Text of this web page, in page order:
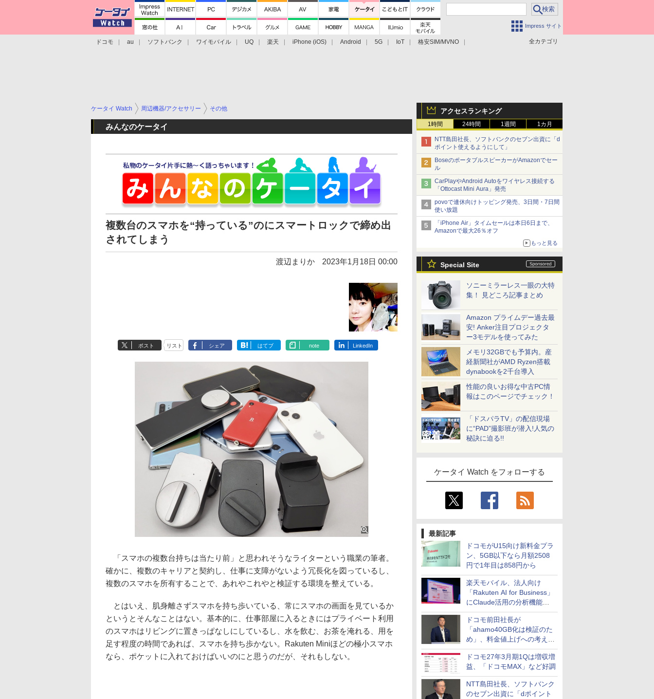
Impress サイト
全カテゴリ
ドコモ au ソフトバンク ワイモバイル UQ 楽天 iPhone (iOS) Android 5G IoT
格安SIM/MVNO
アクセスランキング
1時間 24時間 1週間 1カ月
NTT島田社長、ソフトバンクのセブン出資に「d
ポイント使えるようにして」
BoseのポータブルスピーカーがAmazonでセー
ル
CarPlayやAndroid Autoをワイヤレス接続する
「Ottocast Mini Aura」発売
povoで連休向けトッピング発売、3日間・7日間
使い放題
「iPhone Air」タイムセールは本日6日まで、
Amazonで最大26％オフ
もっと見る
Special Site
ソニーミラーレス一眼の大特
集！ 見どころ記事まとめ
Amazon プライムデー過去最
安! Anker注目プロジェクタ
ー3モデルを使ってみた
メモリ32GBでも予算内。産
経新聞社がAMD Ryzen搭載
dynabookを2千台導入
性能の良いお得な中古PC情
報はこのページでチェック！
「ドスパラTV」の配信現場
に“PAD”撮影班が潜入!人気の
秘訣に迫る!!
ケータイ Watch をフォローする
最新記事
ドコモがU15向け新料金プラ
ン、5GB以下なら月額2508
円で1年目は858円から
楽天モバイル、法人向け
「Rakuten AI for Business」
にClaude活用の分析機能な
どを追加
ドコモ前田社長が
「ahamo40GB化は検証のた
め」、料金値上げへの考え方
にも言及
ドコモ27年3月期1Qは増収増
益、「ドコモMAX」など好調
NTT島田社長、ソフトバンク
のセブン出資に「dポイント
ケータイ Watch 周辺機器/アクセサリー その他
みんなのケータイ
複数台のスマホを“持っている”のにスマートロックで締め出
されてしまう
渡辺まりか 2023年1月18日 00:00
ポスト リスト シェア はてブ note LinkedIn
「スマホの複数台持ちは当たり前」と思われそうなライターという職業の筆者。
確かに、複数のキャリアと契約し、仕事に支障がないよう冗長化を図っているし、
複数のスマホを所有することで、あれやこれやと検証する環境を整えている。
とはいえ、肌身離さずスマホを持ち歩いている、常にスマホの画面を見ているか
というとそんなことはない。基本的に、仕事部屋に入るときにはプライベート利用
のスマホはリビングに置きっぱなしにしているし、水を飲む、お茶を淹れる、用を
足す程度の時間であれば、スマホを持ち歩かない。Rakuten Miniほどの極小スマホ
なら、ポケットに入れておけばいいのにと思うのだが、それもしない。